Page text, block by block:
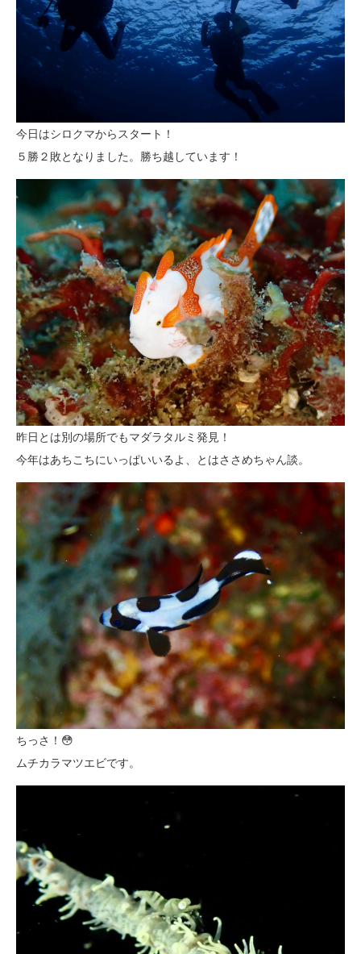
今日はシロクマからスタート！
５勝２敗となりました。勝ち越しています！
昨日とは別の場所でもマダラタルミ発見！
今年はあちこちにいっぱいいるよ、とはささめちゃん談。
ちっさ！😳
ムチカラマツエビです。